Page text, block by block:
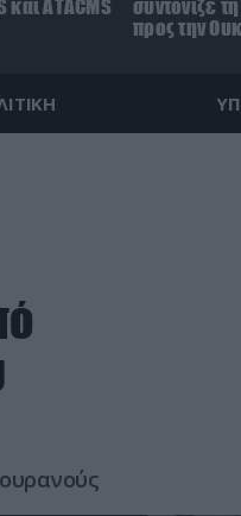
και ΑΤΑCMS
συντόνιζε
προς την